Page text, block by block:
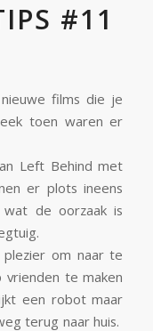
#11
films die je
toen waren er
Left Behind met
er plots ineens
wat de oorzaak is
om naar te
te maken
een robot maar
terug naar huis.